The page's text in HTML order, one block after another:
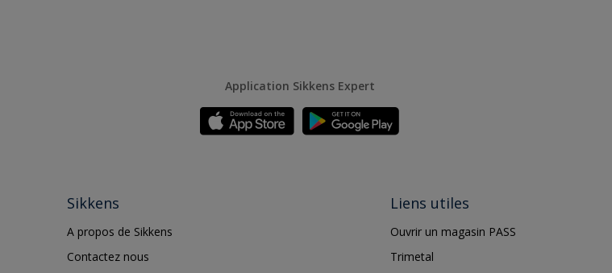
Application Sikkens Expert
Sikkens
A propos de Sikkens
Contactez nous
Liens utiles
Ouvrir un magasin PASS
Trimetal